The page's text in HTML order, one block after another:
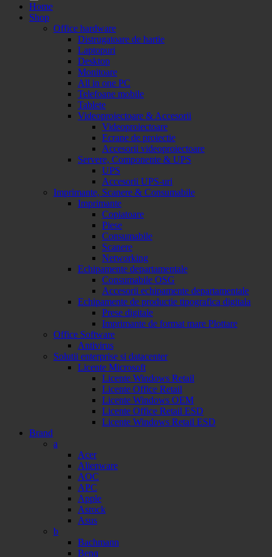
Home
Shop
Office hardware
Distrugatoare de hartie
Laptopuri
Desktop
Monitoare
All in one PC
Telefoane mobile
Tablete
Videoproiectoare & Accesorii
Videoproiectoare
Ecrane de proiectie
Accesorii videoproiectoare
Servere, Componente & UPS
UPS
Accesorii UPS-uri
Imprimante, Scanere & Consumabile
Imprimante
Copiatoare
Piese
Consumabile
Scanere
Networking
Echipamente departamentale
Consumabile OSG
Accesorii echipamente departamentale
Echipamente de productie tipografica digitala
Prese digitale
Imprimante de format mare Plottare
Office Software
Antivirus
Solutii enterprise si datacenter
Licente Microsoft
Licente Windows Retail
Licente Office Retail
Licente Windows OEM
Licente Office Retail ESD
Licente Windows Retail ESD
Brand
a
Acer
Alienware
AOC
APC
Apple
Asrock
Asus
b
Bachmann
Benq